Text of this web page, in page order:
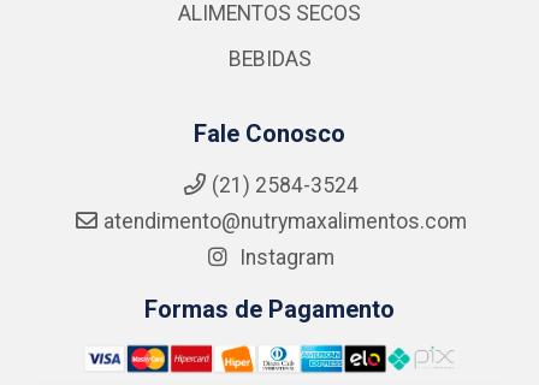
ALIMENTOS SECOS
BEBIDAS
Fale Conosco
(21) 2584-3524
atendimento@nutrymaxalimentos.com
Instagram
Formas de Pagamento